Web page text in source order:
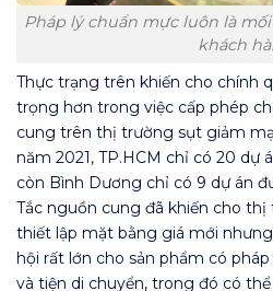
Pháp lý chuẩn mực luôn là
khách
Thực trạng trên khiến cho chính
trọng hơn trong việc cấp phép
cung trên thị trường sụt giảm
năm 2021, TP.HCM chỉ có 20 dự
còn Bình Dương chỉ có 9 dự án
Tắc nguồn cung đã khiến cho
thiết lập mặt bằng giá mới
hội rất lớn cho sản phẩm có
và tiện di chuyển, trong đó có